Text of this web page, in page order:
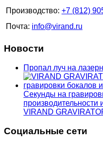
Производство: +7 (812)
Почта: info@virand.ru
Новости
Пропал луч на
Секунды на
производительности
VIRAND
Социальные сети